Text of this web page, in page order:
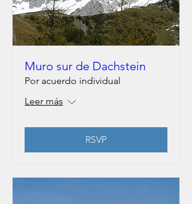
Muro sur de Dachstein
Por acuerdo individual
Leer más
RSVP